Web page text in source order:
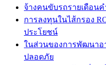
จ้างคนขับรถรายเดือน
การลงทุนในไส้กรอง
ประโยชน์
ในส่วนของการพัฒนา
ปลอดภัย